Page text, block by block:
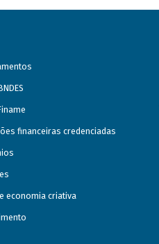
financeiras credenciadas
economia criativa